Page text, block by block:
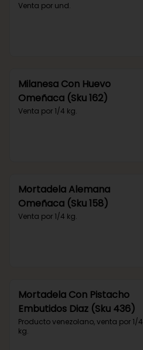
Venta por und.
Milanesa Con Huevo
Omeñaca (Sku 162)
Venta por 1/4 kg.
Mortadela Alemana
Omeñaca (Sku 158)
Venta por 1/4 kg.
Mortadela Con Pistacho
Embutidos Diaz (Sku 436)
Producto venezolano, venta por 1/4
kg.